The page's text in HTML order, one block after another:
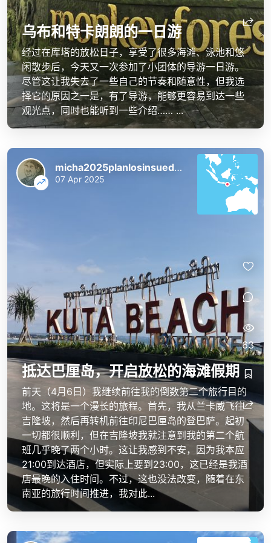
乌布和特卡朗朗的一日游
经过在库塔的放松日子，享受了很多海滩、泳池和悠
闲散步后，今天又一次参加了小团体的导游一日游。
尽管这让我失去了一些自己的节奏和随意性，但我选
择它的原因之一是，有了导游，能够更容易到达一些
观光点，同时也能听到一些介绍…… ...
抵达巴厘岛，开启放松的海滩假期
前天（4月6日）我继续前往我的倒数第二个旅行目的
地。这将是一个漫长的旅程。首先，我从兰卡威飞往
吉隆坡，然后再转机前往印尼巴厘岛的登巴萨。起初
一切都很顺利，但在吉隆坡我就注意到我的第二个航
班几乎晚了两个小时。这让我感到不安，因为我本应
21:00到达酒店，但实际上要到23:00，这已经是我酒
店最晚的入住时间。不过，这也没法改变，随着在东
南亚的旅行时间推进，我对此...
micha2025planlosinsuedostasien
07 Apr 2025
63